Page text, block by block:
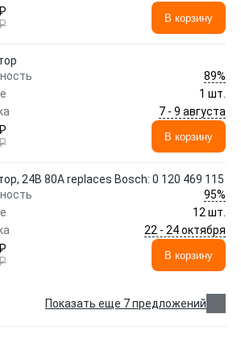
В корзину
89%
1 шт.
7 - 9 августа
В корзину
24В 80A replaces Bosch: 0 120 469 115
95%
12 шт.
22 - 24 октября
В корзину
Показать еще 7 предложений